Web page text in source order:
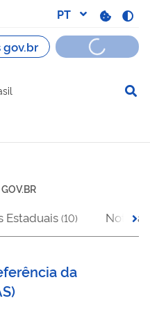
GOV.BR
Estaduais (10) Notícias
da
)